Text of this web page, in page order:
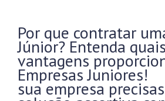
Por que contratar
Júnior? Entenda
vantagens
Empresas
sua empresa